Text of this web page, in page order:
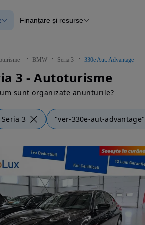
verificate
Blog Autovit.ro
Finanțare și resurse
BMW Seria 3 330e Aut. Advantage
3 - Autoturisme
sunt organizate anunturile?
Seria 3 "ver-330e-aut-advantage"